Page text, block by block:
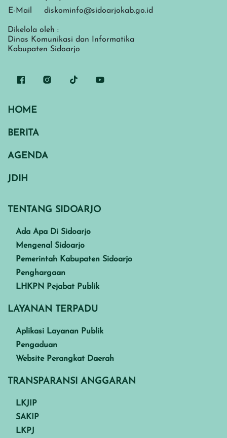
E-Mail
diskominfo@sidoarjokab.go.id
Dikelola oleh :
Dinas Komunikasi dan Informatika
Kabupaten Sidoarjo
HOME
BERITA
AGENDA
JDIH
TENTANG SIDOARJO
Ada Apa Di Sidoarjo
Mengenal Sidoarjo
Pemerintah Kabupaten Sidoarjo
Penghargaan
LHKPN Pejabat Publik
LAYANAN TERPADU
Aplikasi Layanan Publik
Pengaduan
Website Perangkat Daerah
TRANSPARANSI ANGGARAN
LKJIP
SAKIP
LKPJ